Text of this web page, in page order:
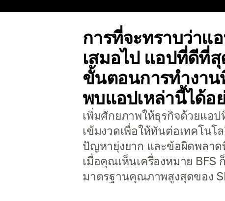
การที่จะทราบว่าแ
เสมอไป แอปที่ดีที่
ขั้นตอนการทำงา
พบแอปเหล่านี้ได้อ
เพิ่มศักยภาพให้ธุรกิจด้วยแอ
เข้มงวดเพื่อให้ทันต่อเทคโน
ปัญหายุ่งยาก และข้อผิดพลาด
เมื่อคุณเห็นเครื่องหมาย BFS
มาตรฐานคุณภาพสูงสุดของ